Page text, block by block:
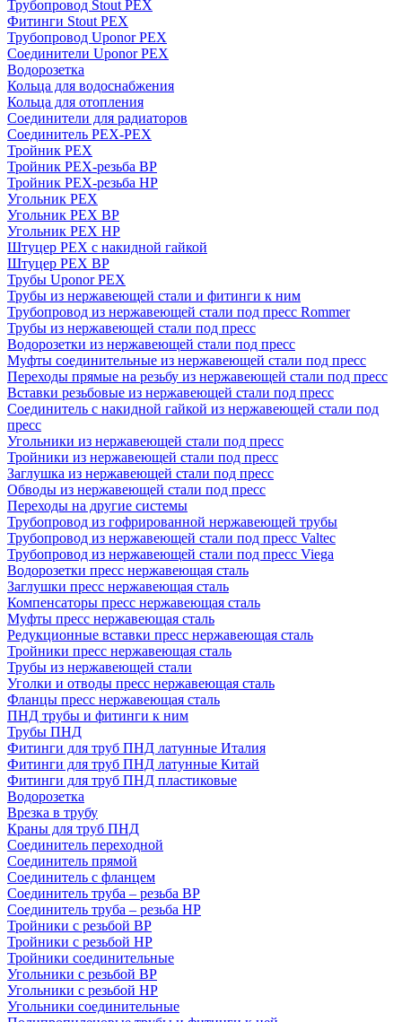
Трубопровод Stout PEX
Фитинги Stout PEX
Трубопровод Uponor PEX
Соединители Uponor PEX
Водорозетка
Кольца для водоснабжения
Кольца для отопления
Соединители для радиаторов
Соединитель PEX-PEX
Тройник PEX
Тройник PEX-резьба ВР
Тройник PEX-резьба НР
Угольник PEX
Угольник PEX ВР
Угольник PEX НР
Штуцер PEX c накидной гайкой
Штуцер PEX ВР
Трубы Uponor PEX
Трубы из нержавеющей стали и фитинги к ним
Трубопровод из нержавеющей стали под пресс Rommer
Трубы из нержавеющей стали под пресс
Водорозетки из нержавеющей стали под пресс
Муфты соединительные из нержавеющей стали под пресс
Переходы прямые на резьбу из нержавеющей стали под пресс
Вставки резьбовые из нержавеющей стали под пресс
Соединитель с накидной гайкой из нержавеющей стали под
пресс
Угольники из нержавеющей стали под пресс
Тройники из нержавеющей стали под пресс
Заглушка из нержавеющей стали под пресс
Обводы из нержавеющей стали под пресс
Переходы на другие системы
Трубопровод из гофрированной нержавеющей трубы
Трубопровод из нержавеющей стали под пресс Valtec
Трубопровод из нержавеющей стали под пресс Viega
Водорозетки пресс нержавеющая сталь
Заглушки пресс нержавеющая сталь
Компенсаторы пресс нержавеющая сталь
Муфты пресс нержавеющая сталь
Редукционные вставки пресс нержавеющая сталь
Тройники пресс нержавеющая сталь
Трубы из нержавеющей стали
Уголки и отводы пресс нержавеющая сталь
Фланцы пресс нержавеющая сталь
ПНД трубы и фитинги к ним
Трубы ПНД
Фитинги для труб ПНД латунные Италия
Фитинги для труб ПНД латунные Китай
Фитинги для труб ПНД пластиковые
Водорозетка
Врезка в трубу
Краны для труб ПНД
Соединитель переходной
Соединитель прямой
Соединитель с фланцем
Соединитель труба – резьба ВР
Соединитель труба – резьба НР
Тройники с резьбой ВР
Тройники с резьбой НР
Тройники соединительные
Угольники с резьбой ВР
Угольники с резьбой НР
Угольники соединительные